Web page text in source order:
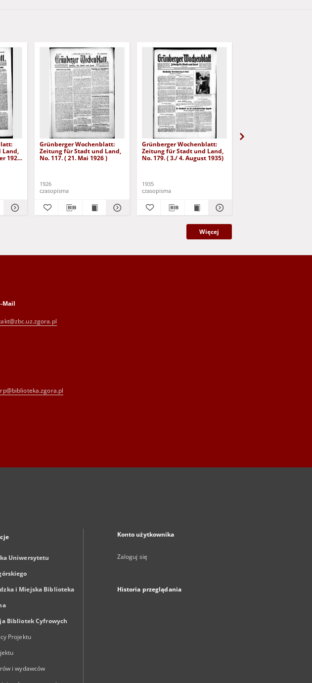
Land,
1926
Grünberger Wochenblatt:
Zeitung für Stadt und Land,
No. 117. ( 21. Mai 1926 )
1926
czasopisma
Grünberger Wochenblatt:
Zeitung für Stadt und Land,
No. 179. ( 3./ 4. August 1935)
1935
czasopisma
Więcej
Mail
Uniwersytetu
i Miejska Biblioteka
Bibliotek Cyfrowych
Projektu
i wydawców
Konto użytkownika
Zaloguj się
Historia przeglądania